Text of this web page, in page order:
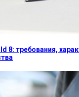
8: требования,